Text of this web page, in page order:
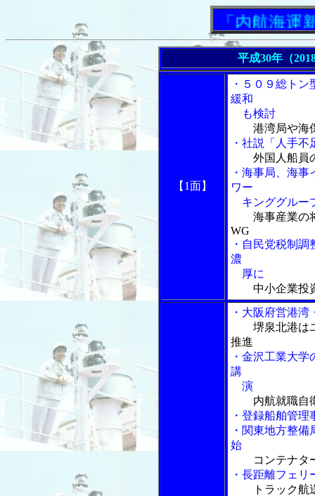
「内航海運新聞
平成30年（
【1面】
・５０９総ト
緩和
も検討
港湾局や海
・社説「人手
外国人船員
・海事局、海
ワー
キンググルー
海事産業の
WG
・自民党税制
濃
厚に
中小企業投
・大阪府営港
堺泉北港は
推進
・金沢工業大
講
演
内航就職自
・登録船舶管
・関東地方整
始
コンテナタ
・長距離フェ
トラック